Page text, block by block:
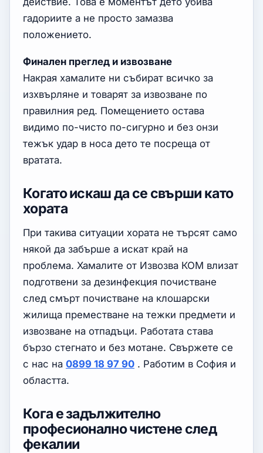
гадориите а не просто замазва
положението.
Финален преглед и извозване
Накрая хамалите ни събират всичко за
изхвърляне и товарят за извозване по
правилния ред. Помещението остава
видимо по-чисто по-сигурно и без онзи
тежък удар в носа дето те посреща от
вратата.
Когато искаш да се свърши като
хората
При такива ситуации хората не търсят само
някой да забърше а искат край на
проблема. Хамалите от Извозва КОМ влизат
подготвени за дезинфекция почистване
след смърт почистване на клошарски
жилища преместване на тежки предмети и
извозване на отпадъци. Работата става
бързо стегнато и без мотане. Свържете се
с нас на 0899 18 97 90 . Работим в София и
областта.
Кога е задължително
професионално чистене след
фекалии